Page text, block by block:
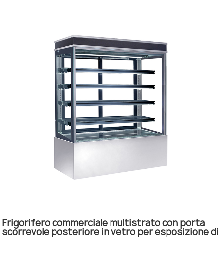
Frigorifero commerciale multistrato con porta
scorrevole posteriore in vetro per esposizione di